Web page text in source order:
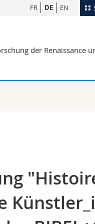
FR DE EN
der Renaissance